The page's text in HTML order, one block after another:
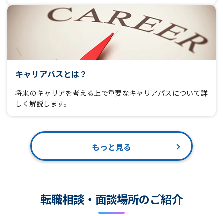
キャリアパスとは？
将来のキャリアを考える上で重要なキャリアパスについて詳
しく解説します。
もっと見る
転職相談・面談場所のご紹介